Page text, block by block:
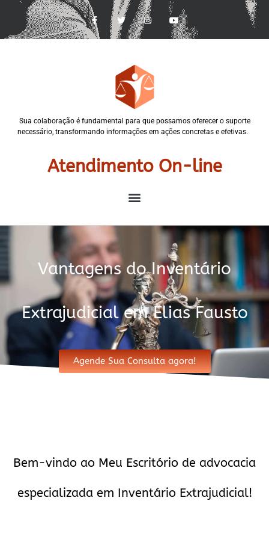
Sua colaboração é fundamental para que possamos oferecer o suporte
necessário, transformando informações em ações concretas e efetivas.
Atendimento On-line
Vantagens do Inventário
Extrajudicial em Elias Fausto
Agende Sua Consulta agora!
Bem-vindo ao Meu Escritório de advocacia
especializada em Inventário Extrajudicial!